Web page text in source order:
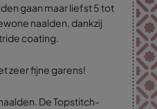
gaan maar liefst 5 tot
naalden, dankzij
coating.
zeer fijne garens!
De Topstitch-